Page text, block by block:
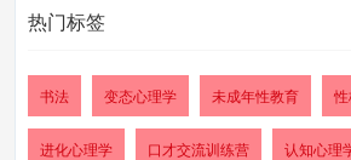
热门标签
书法 变态心理学 未成年性教育
进化心理学 口才交流训练营 认知心理